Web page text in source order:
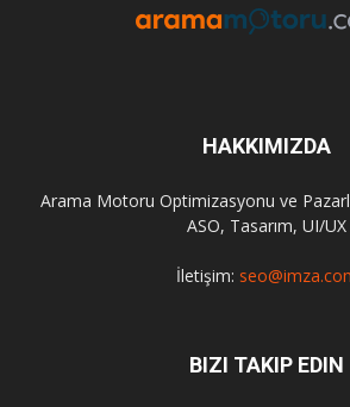
HAKKIMIZDA
Arama Motoru Optimizasyonu ve
ASO, Tasarım, UI/UX
İletişim:
BIZI TAKIP EDIN